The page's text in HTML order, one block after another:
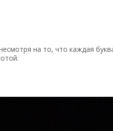
на то, что каждая